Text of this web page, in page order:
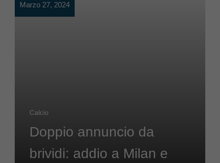
Marzo 27, 2024
Calcio
Doppio annuncio da
brividi: addio a Milan e